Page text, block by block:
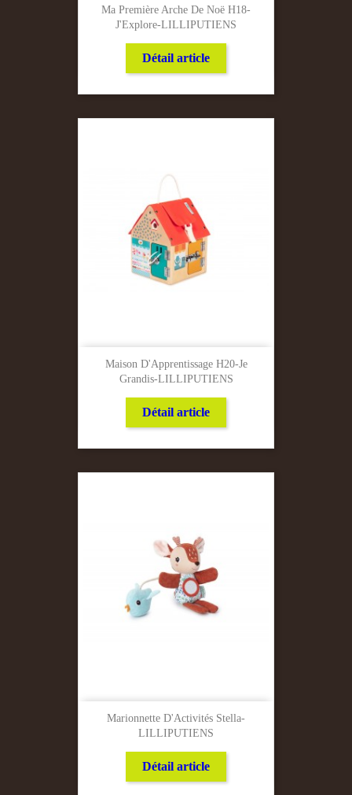
Ma Première Arche De Noë H18-
J'Explore-LILLIPUTIENS
Détail article
Maison D'Apprentissage H20-Je
Grandis-LILLIPUTIENS
Détail article
Marionnette D'Activités Stella-
LILLIPUTIENS
Détail article